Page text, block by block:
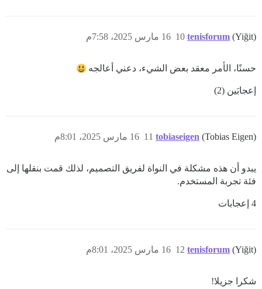
tenisforum (Yiğit) 16 مارس 2025، 7:58م 10
حسنًا، الأمر معقد بعض الشيء، دعني أعالجه
إعجابَين (2)
tobiaseigen (Tobias Eigen) 16 مارس 2025، 8:01م 11
يبدو أن هذه مشكلة في النواة لفريق التصميم، لذلك قمت بنقلها إلى
فئة تجربة المستخدم.
4 إعجابات
tenisforum (Yiğit) 16 مارس 2025، 8:01م 12
شكرا جزيلا!